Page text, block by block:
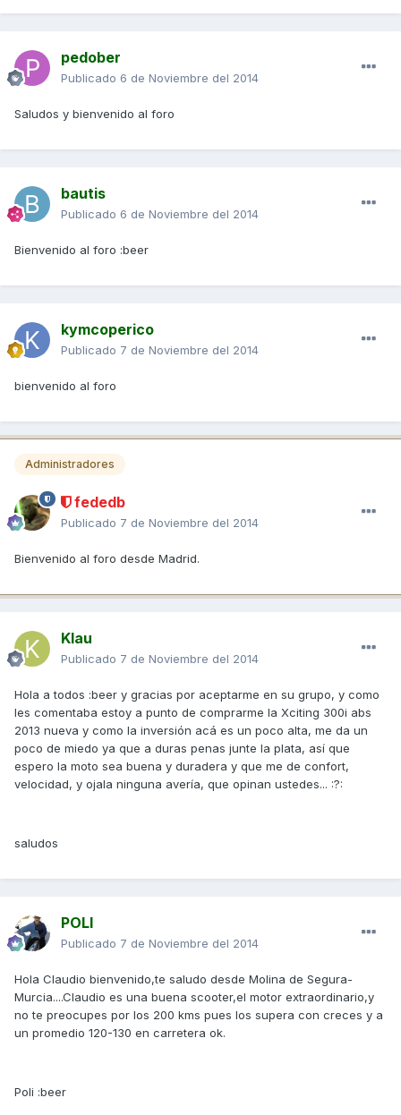
pedober
Publicado 6 de Noviembre del 2014
Saludos y bienvenido al foro
bautis
Publicado 6 de Noviembre del 2014
Bienvenido al foro :beer
kymcoperico
Publicado 7 de Noviembre del 2014
bienvenido al foro
Administradores
fededb
Publicado 7 de Noviembre del 2014
Bienvenido al foro desde Madrid.
Klau
Publicado 7 de Noviembre del 2014
Hola a todos :beer y gracias por aceptarme en su grupo, y como
les comentaba estoy a punto de comprarme la Xciting 300i abs
2013 nueva y como la inversión acá es un poco alta, me da un
poco de miedo ya que a duras penas junte la plata, así que
espero la moto sea buena y duradera y que me de confort,
velocidad, y ojala ninguna avería, que opinan ustedes... :?:
saludos
POLI
Publicado 7 de Noviembre del 2014
Hola Claudio bienvenido,te saludo desde Molina de Segura-
Murcia....Claudio es una buena scooter,el motor extraordinario,y
no te preocupes por los 200 kms pues los supera con creces y a
un promedio 120-130 en carretera ok.
Poli :beer